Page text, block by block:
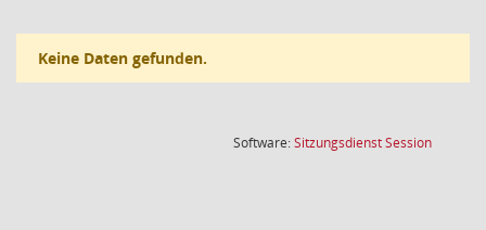
Keine Daten gefunden.
Software:SitzungsdienstSession(Wird in